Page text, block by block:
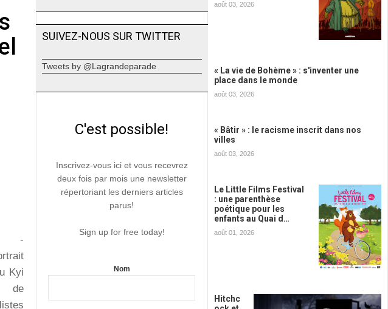
-
Kyi
de
SUIVEZ-NOUS SUR TWITTER
Tweets by @Lagrandeparade
C'est possible!
Inscrivez-vous ici et vous recevrez
deux fois par mois une newsletter
répertoriant les derniers articles
parus!
Sign up for free today!
Nom
août 03, 2026
« La vie de Bohème » : s'inventer une
place dans le monde
août 03, 2026
« Bâtir » : le racisme inscrit dans nos
villes
août 03, 2026
Le Little Films Festival
: une parenthèse
poétique pour les
enfants au Quai d…
août 01, 2026
Hitchc